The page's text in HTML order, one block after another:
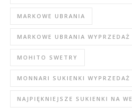
MARKOWE UBRANIA
MARKOWE UBRANIA WYPRZEDAŻ
MOHITO SWETRY
MONNARI SUKIENKI WYPRZEDAŻ
NAJPIĘKNIEJSZE SUKIENKI NA